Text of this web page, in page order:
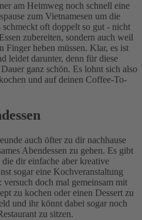
am Heimweg noch schnell eine
zum Vietnamesen um die
schmeckt oft doppelt so gut - nicht
zubereiten, sondern auch weil
Finger heben müssen. Klar, es ist
leidet darunter, denn für diese
ganz schön. Es lohnt sich also
und auf deinen Coffee-To-
auch öfter zu dir nachhause
Abendessen zu gehen. Es gibt
dir einfache aber kreative
sogar eine Kochveranstaltung
doch mal gemeinsam mit
zu kochen oder einen Dessert zu
und ihr könnt dabei sogar noch
zu sitzen.